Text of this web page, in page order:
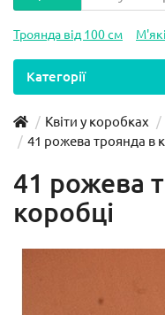
Троянда від 100 см
Категорії
Квіти у коробках
41 рожева троянда в
41 рожева
коробці